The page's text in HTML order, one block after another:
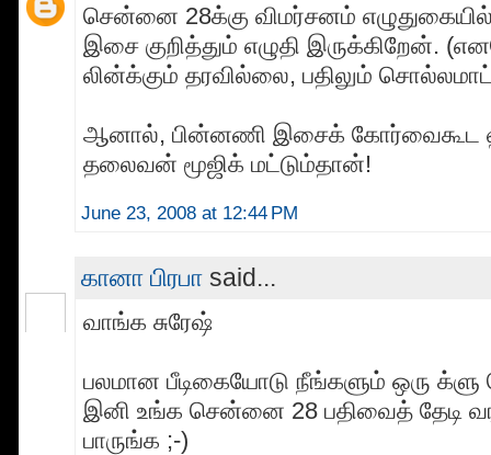
சென்னை 28க்கு விமர்சனம்
இசை குறித்தும் எழுதி இருக்கிறேன்.
லின்க்கும் தரவில்லை, பதிலும்
ஆனால், பின்னணி இசைக் கோர்வைகூட
தலைவன் மூஜிக் மட்டும்தான்!
June 23, 2008 at 12:44 PM
கானா பிரபா said...
வாங்க சுரேஷ்
பலமான பீடிகையோடு நீங்களும் ஒரு
இனி உங்க சென்னை 28 பதிவைத் தேடி
பாருங்க ;-)